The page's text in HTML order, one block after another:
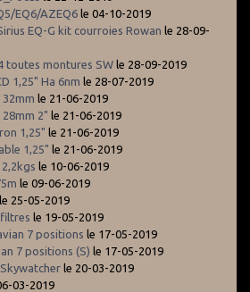
EQ6/AZEQ6 le 04-10-2019
EQ-G kit courroies Rowan le 28-09-
toutes montures SW le 28-09-2019
1,25" Ha 6nm le 28-07-2019
32mm le 21-06-2019
2" le 21-06-2019
1,25" le 21-06-2019
1,25" le 21-06-2019
le 10-06-2019
le 09-06-2019
le 25-05-2019
le 19-05-2019
7 positions le 17-05-2019
7 positions (S) le 17-05-2019
le 20-03-2019
03-2019